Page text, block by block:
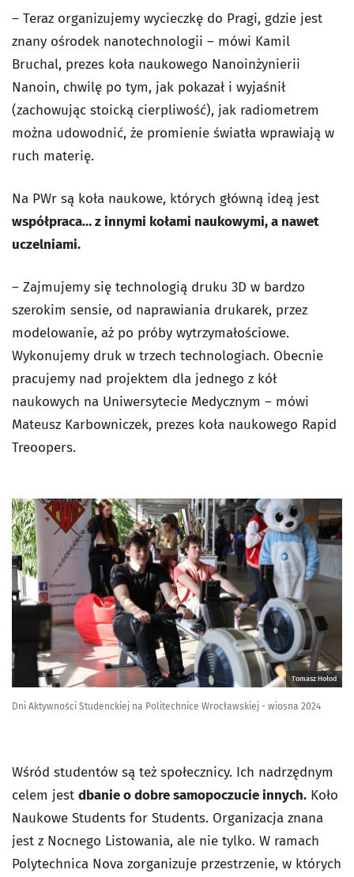
– Teraz organizujemy wycieczkę do Pragi, gdzie jest
znany ośrodek nanotechnologii – mówi Kamil
Bruchal, prezes koła naukowego Nanoinżynierii
Nanoin, chwilę po tym, jak pokazał i wyjaśnił
(zachowując stoicką cierpliwość), jak radiometrem
można udowodnić, że promienie światła wprawiają w
ruch materię.
Na PWr są koła naukowe, których główną ideą jest
współpraca… z innymi kołami naukowymi, a nawet
uczelniami.
– Zajmujemy się technologią druku 3D w bardzo
szerokim sensie, od naprawiania drukarek, przez
modelowanie, aż po próby wytrzymałościowe.
Wykonujemy druk w trzech technologiach. Obecnie
pracujemy nad projektem dla jednego z kół
naukowych na Uniwersytecie Medycznym – mówi
Mateusz Karbowniczek, prezes koła naukowego Rapid
Treoopers.
Tomasz Hołod
Dni Aktywności Studenckiej na Politechnice Wrocławskiej - wiosna 2024
Wśród studentów są też społecznicy. Ich nadrzędnym
celem jest dbanie o dobre samopoczucie innych. Koło
Naukowe Students for Students. Organizacja znana
jest z Nocnego Listowania, ale nie tylko. W ramach
Polytechnica Nova zorganizuje przestrzenie, w których